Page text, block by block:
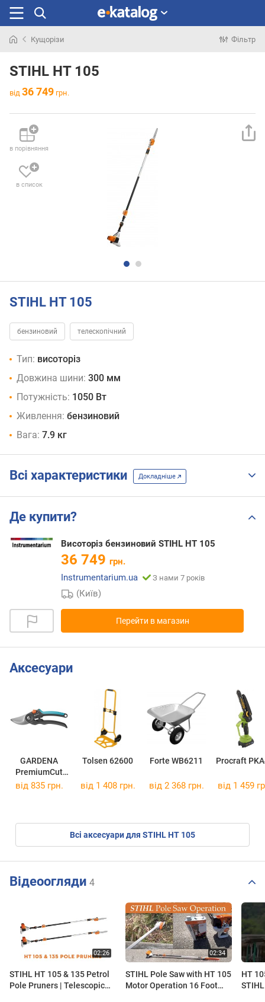
раніше
Кущорізи Фільтр
STIHL HT 105
від 36 749 грн.
в порівняння
в список
STIHL HT 105
бензиновий телескопічний
Тип: висоторіз
Довжина шини: 300 мм
Потужність: 1050 Вт
Живлення: бензиновий
Вага: 7.9 кг
Всі характеристики Докладніше
Де купити?
Висоторіз бензиновий STIHL HT 105
36 749 грн.
Instrumentarium.ua
З нами 7 років
(Київ)
Перейти в магазин
Аксесуари
GARDENA
PremiumCut
12242-20
Tolsen 62600 Forte WB6211 Procraft
від 835 грн. від 1 408 грн. від 2 368 грн. від 1 459
Всі аксесуари для STIHL HT 105
Відеоогляди 4
STIHL HT 105 & 135 Petrol
Pole Pruners | Telescopic
STIHL Pole Saw with HT 105
Motor Operation 16 Foot
HT
STIHL